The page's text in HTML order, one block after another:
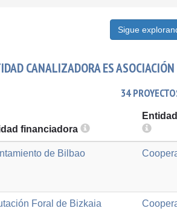
Sigue
CANALIZADORA ES
34
financiadora
de Bilbao
Foral de Bizkaia